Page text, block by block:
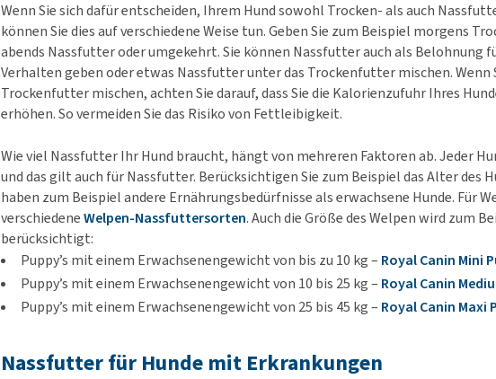
Wenn Sie sich dafür entscheiden, Ihrem Hund sowohl Trocken- als auch
können Sie dies auf verschiedene Weise tun. Geben Sie zum Beispiel morgens
abends Nassfutter oder umgekehrt. Sie können Nassfutter auch als Belohnung
Verhalten geben oder etwas Nassfutter unter das Trockenfutter mischen. Wenn
Trockenfutter mischen, achten Sie darauf, dass Sie die Kalorienzufuhr Ihres
erhöhen. So vermeiden Sie das Risiko von Fettleibigkeit.
Wie viel Nassfutter Ihr Hund braucht, hängt von mehreren Faktoren ab. Jeder
und das gilt auch für Nassfutter. Berücksichtigen Sie zum Beispiel das Alter des
haben zum Beispiel andere Ernährungsbedürfnisse als erwachsene Hunde. Für
verschiedeneWelpen-Nassfuttersorten. Auch die Größe des Welpen wird zum
berücksichtigt:
Puppy’s mit einem Erwachsenengewicht von bis zu 10 kg – Royal Canin Mini
Puppy’s mit einem Erwachsenengewicht von 10 bis 25 kg – Royal Canin
Puppy’s mit einem Erwachsenengewicht von 25 bis 45 kg – Royal Canin Maxi
Nassfutter für Hunde mit Erkrankungen